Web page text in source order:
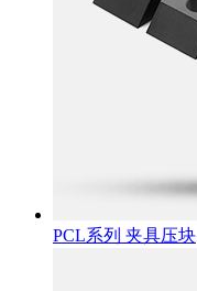
PCL系列 夹具压块